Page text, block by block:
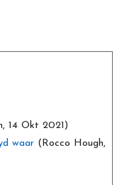
14 Okt 2021)
waar (Rocco Hough,